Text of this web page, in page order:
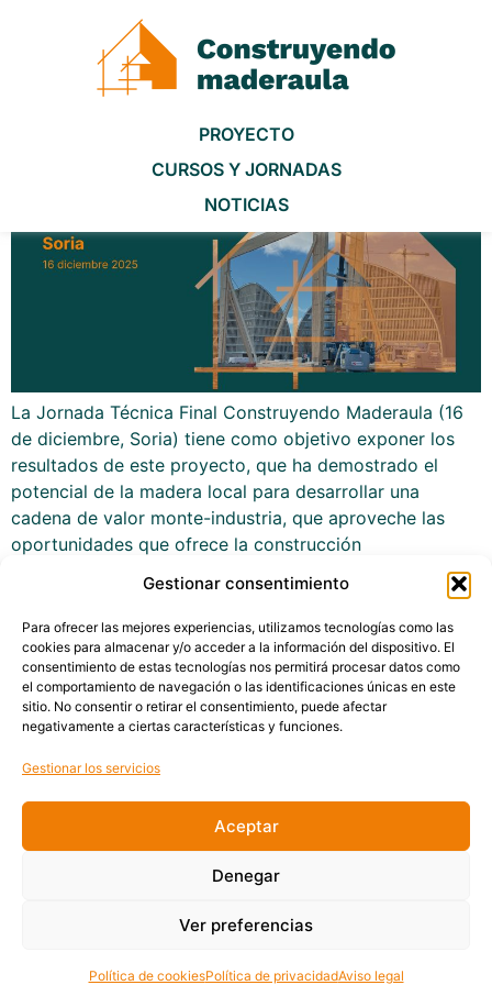
Gestionar consentimiento
Para ofrecer las mejores experiencias, utilizamos tecnologías como las
cookies para almacenar y/o acceder a la información del dispositivo. El
consentimiento de estas tecnologías nos permitirá procesar datos como
el comportamiento de navegación o las identificaciones únicas en este
sitio. No consentir o retirar el consentimiento, puede afectar
negativamente a ciertas características y funciones.
Gestionar los servicios
Aceptar
Denegar
Ver preferencias
Política de cookiesPolítica de privacidadAviso legal
PROYECTO
CURSOS Y JORNADAS
NOTICIAS
Jornada final Construyendo
Maderaula
La Jornada Técnica Final Construyendo Maderaula (16
de diciembre, Soria) tiene como objetivo exponer los
resultados de este proyecto, que ha demostrado el
potencial de la madera local para desarrollar una
cadena de valor monte-industria, que aproveche las
oportunidades que ofrece la construcción
industrializada con madera, que también se analizarán
por parte de expertos. La […]
Política de cookies
Aviso legal